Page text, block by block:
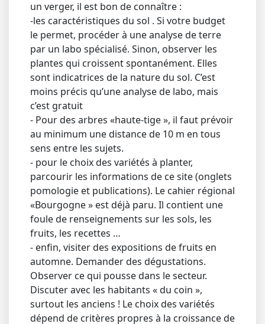
un verger, il est bon de connaître :
-les caractéristiques du sol . Si votre budget
le permet, procéder à une analyse de terre
par un labo spécialisé. Sinon, observer les
plantes qui croissent spontanément. Elles
sont indicatrices de la nature du sol. C’est
moins précis qu’une analyse de labo, mais
c’est gratuit
- Pour des arbres «haute-tige », il faut prévoir
au minimum une distance de 10 m en tous
sens entre les sujets.
- pour le choix des variétés à planter,
parcourir les informations de ce site (onglets
pomologie et publications). Le cahier régional
«Bourgogne » est déjà paru. Il contient une
foule de renseignements sur les sols, les
fruits, les recettes …
- enfin, visiter des expositions de fruits en
automne. Demander des dégustations.
Observer ce qui pousse dans le secteur.
Discuter avec les habitants « du coin »,
surtout les anciens ! Le choix des variétés
dépend de critères propres à la croissance de